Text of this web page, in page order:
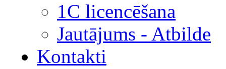
1С licencēšana
Jautājums - Atbilde
Kontakti